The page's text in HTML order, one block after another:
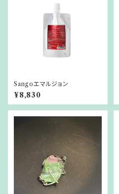
Sangoエマルジョン
¥8,830